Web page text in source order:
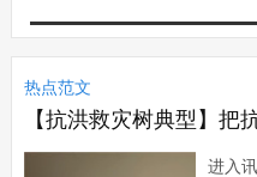
热点范文
进入